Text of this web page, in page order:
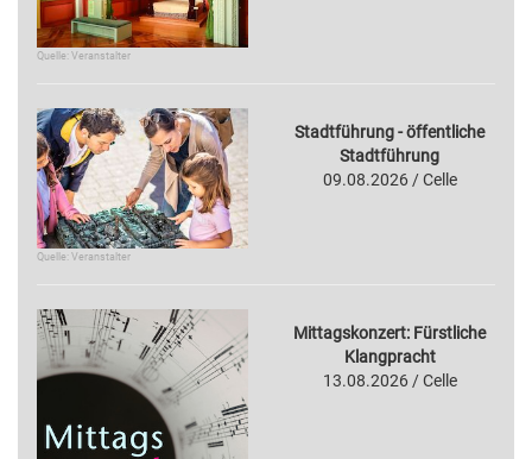
Quelle: Veranstalter
Quelle: Veranstalter
Stadtführung - öffentliche
Stadtführung
09.08.2026 / Celle
Mittagskonzert: Fürstliche
Klangpracht
13.08.2026 / Celle